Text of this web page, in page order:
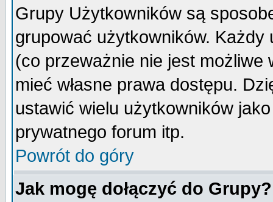
Grupy Użytkowników są
grupować użytkowników.
(co przeważnie nie jest
mieć własne prawa dostępu.
ustawić wielu użytkowników
prywatnego forum itp.
Powrót do góry
Jak mogę dołączyć do Grupy?